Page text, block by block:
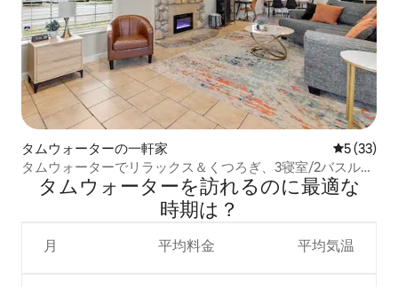
タムウォーターの一軒家 レビュー
5 (33)
タムウォーターでリラックス＆くつろぎ、3寝室/2バスルー
ム、無料駐車場
タムウォーターを訪⁠れ⁠るの⁠に最⁠適⁠な
時⁠期⁠は⁠？
月 平均料金 平均気温